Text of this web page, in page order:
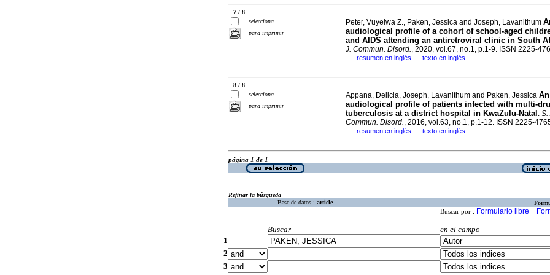
7 / 8
selecciona
para imprimir
Peter, Vuyelwa Z., Paken, Jessica and Joseph, Lavanithum
audiological profile of a cohort of school-aged
and AIDS attending an antiretroviral clinic in South
J. Commun. Disord., 2020, vol.67, no.1, p.1-9. ISSN 2225-
· resumen en inglés · texto en inglés
8 / 8
selecciona
para imprimir
Appana, Delicia, Joseph, Lavanithum and Paken, Jessica An
audiological profile of patients infected with multi-
tuberculosis at a district hospital in KwaZulu-Natal . S.
Commun. Disord., 2016, vol.63, no.1, p.1-12. ISSN 2225-
· resumen en inglés · texto en inglés
página 1 de 1
Refinar la búsqueda
Base de datos : article
Buscar por : Formulario libre
Buscar
en el campo
1
2
3